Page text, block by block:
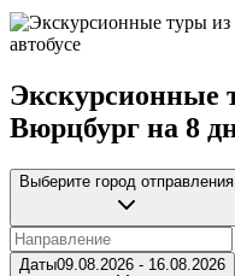
Экскурсионные
Вюрцбург на 8
Выберите город отправления
Даты09.08.2026 - 16.08.2026